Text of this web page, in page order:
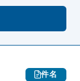
件名